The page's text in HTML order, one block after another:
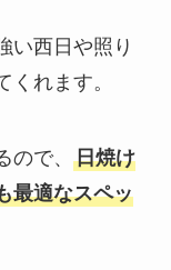
い西日や照り
れます。
で、 日焼け
最適なスペッ